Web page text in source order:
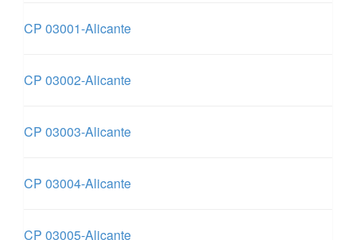
CP 03001-Alicante
CP 03002-Alicante
CP 03003-Alicante
CP 03004-Alicante
CP 03005-Alicante